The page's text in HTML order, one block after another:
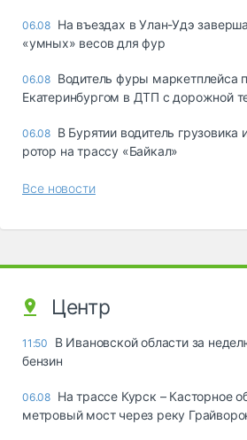
06.08 Ha въeздax в Улaн-Удэ
«yмныx» вecoв для фyp
06.08 Водитель фуры маркетплейса
Екатеринбургом в ДТП с дорожной
06.08 В Бурятии водитель грузовика
ротор на трассу «Байкал»
Все новости
Центр
11:50
В Ивановской области за
бензин
06.08 На трассе Курск – Касторное
метровый мост через реку